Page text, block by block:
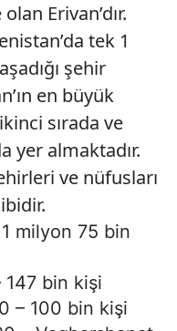
Erivan’dır.
tek 1
şehir
en büyük
sırada ve
yer almaktadır.
ve nüfusları
milyon 75 bin
bin kişi
– 100 bin kişi